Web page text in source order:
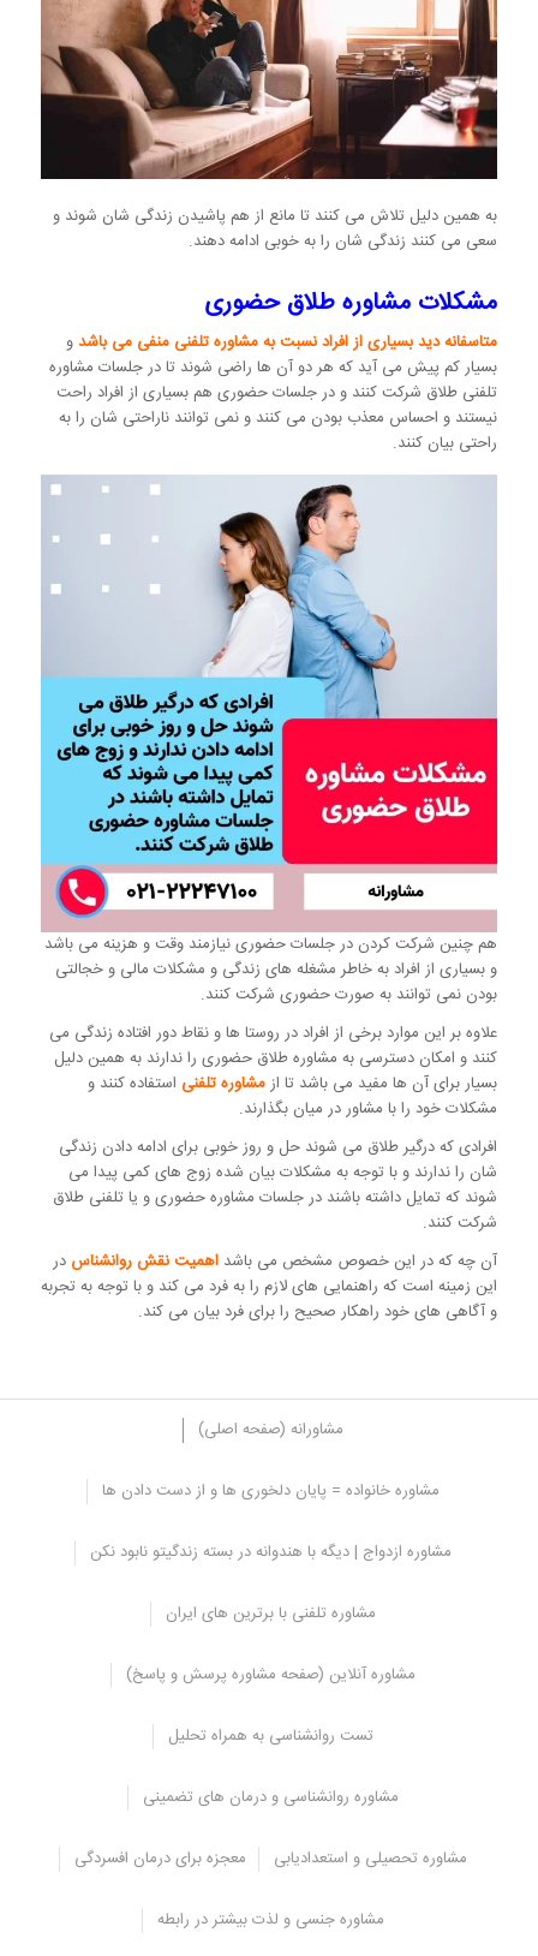
به همین دلیل تلاش می کنند تا مانع از هم پاشیدن زندگی شان شوند و
سعی می کنند زندگی شان را به خوبی ادامه دهند.
مشکلات مشاوره طلاق حضوری
متاسفانه دید بسیاری از افراد نسبت به مشاوره تلفنی منفی می باشدو
بسیار کم پیش می آید که هر دو آن ها راضی شوند تا در جلسات مشاوره
تلفنی طلاق شرکت کنند و در جلسات حضوری هم بسیاری از افراد راحت
نیستند و احساس معذب بودن می کنند و نمی توانند ناراحتی شان را به
راحتی بیان کنند.
هم چنین شرکت کردن در جلسات حضوری نیازمند وقت و هزینه می باشد
و بسیاری از افراد به خاطر مشغله های زندگی و مشکلات مالی و خجالتی
بودن نمی توانند به صورت حضوری شرکت کنند.
علاوه بر این موارد برخی از افراد در روستا ها و نقاط دور افتاده زندگی می
کنند و امکان دسترسی به مشاوره طلاق حضوری را ندارند به همین دلیل
بسیار برای آن ها مفید می باشد تا ازمشاوره تلفنی استفاده کنند و
مشکلات خود را با مشاور در میان بگذارند.
افرادی که درگیر طلاق می شوند حل و روز خوبی برای ادامه دادن زندگی
شان را ندارند و با توجه به مشکلات بیان شده زوج های کمی پیدا می
شوند که تمایل داشته باشند در جلسات مشاوره حضوری و یا تلفنی طلاق
شرکت کنند.
آن چه که در این خصوص مشخص می باشد اهمیت نقش روانشناس در
این زمینه است که راهنمایی های لازم را به فرد می کند و با توجه به تجربه
و آگاهی های خود راهکار صحیح را برای فرد بیان می کند.
مشاورانه (صفحه اصلی)
مشاوره خانواده = پایان دلخوری ها و از دست دادن ها
مشاوره ازدواج | دیگه با هندوانه در بسته زندگیتو نابود نکن
مشاوره تلفنی با برترین های ایران
مشاوره آنلاین (صفحه مشاوره پرسش و پاسخ)
تست روانشناسی به همراه تحلیل
مشاوره روانشناسی و درمان های تضمینی
مشاوره تحصیلی و استعدادیابی معجزه برای درمان افسردگی
مشاوره جنسی و لذت بیشتر در رابطه
مشاوره طلاق تلفنی، مزایای منحصر به فرد